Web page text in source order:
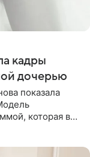
кадры
дочерью
показала
которая в